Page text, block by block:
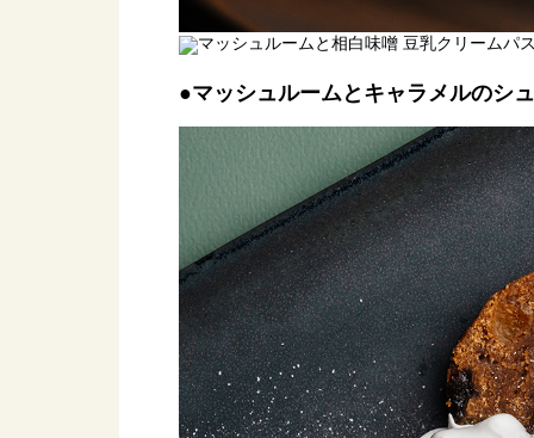
●マッシュルームとキャラメルのシ